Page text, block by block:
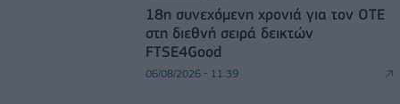
18η συνεχόμενη χρονιά για τον ΟΤΕ
στη διεθνή σειρά δεικτών
FTSE4Good
06/08/2026 - 11:39